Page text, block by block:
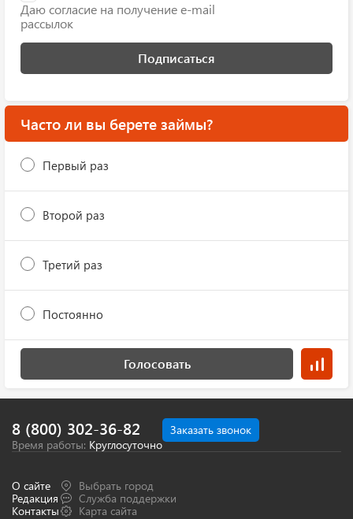
Даю согласие на получение e-mail
рассылок
Подписаться
Часто ли вы берете займы?
Первый раз
Второй раз
Третий раз
Постоянно
Голосовать
О сайте
Редакция
Контакты
Выбрать город
Служба поддержки
Карта сайта
Заказать звонок
8 (800) 302-36-82
Время работы: Круглосуточно